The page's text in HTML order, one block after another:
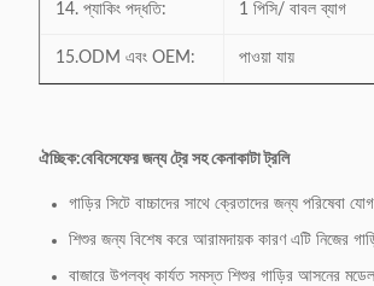
14. প্যাকিং পদ্ধতি: 1 পিসি/ বাবল ব্যাগ
15.ODM এবং OEM: পাওয়া যায়
ঐচ্ছিক:বেবিসেফের জন্য ট্রে সহ কেনাকাটা ট্রলি
গাড়ির সিটে বাচ্চাদের সাথে ক্রেতাদের জন্য পরিষেবা
শিশুর জন্য বিশেষ করে আরামদায়ক কারণ এটি নিজের
বাজারে উপলব্ধ কার্যত সমস্ত শিশুর গাড়ির আসনের